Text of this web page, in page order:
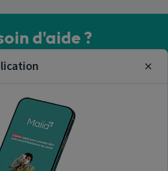
d'aide ?
de support ou contactez-nous !
de santé